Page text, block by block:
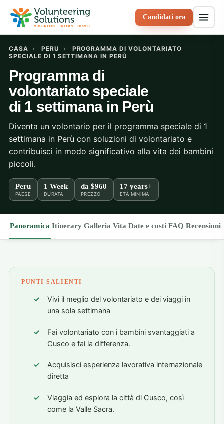
Candidati ora
CASA › PERU ›
PROGRAMMA DI VOLONTARIATO
SPECIALE DI 1 SETTIMANA IN PERÙ
Programma di
volontariato speciale
di 1 settimana in Perù
Diventa un volontario per il programma speciale di 1
settimana in Perù con soluzioni di volontariato e
contribuisci in modo significativo alla vita dei bambini
piccoli.
Peru
PAESE
1 Week
DURATA
da $960
PREZZO
17 years+
ETÀ MINIMA
Panoramica Itinerary Galleria Vita Date e costi FAQ Recensioni
PUNTI SALIENTI
Vivi il meglio del volontariato e dei viaggi in
una sola settimana
Fai volontariato con i bambini svantaggiati a
Cusco e fai la differenza.
Acquisisci esperienza lavorativa internazionale
diretta
Viaggia ed esplora la città di Cusco, così
come la Valle Sacra.